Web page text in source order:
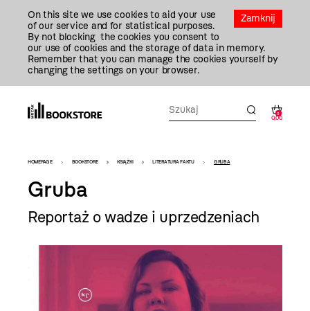
Zamknij
On this site we use cookies to aid your use
of our service and for statistical purposes.
By not blocking the cookies you consent to
our use of cookies and the storage of data in memory.
Remember that you can manage the cookies yourself by
changing the settings on your browser.
0
0,00
Bookstore
-
szablon
szczegóły
HOMEPAGE BOOKSTORE KSIĄŻKI LITERATURA FAKTU GRUBA
Gruba
Reportaż o wadze i uprzedzeniach